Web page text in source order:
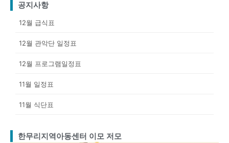
공지사항
12월 급식표
12월 관악단 일정표
12월 프로그램일정표
11월 일정표
11월 식단표
한무리지역아동센터 이모 저모